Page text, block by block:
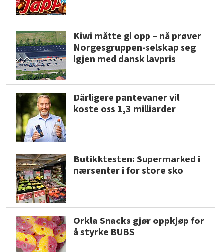
Kiwi måtte gi opp – nå prøver
Norgesgruppen-selskap seg
igjen med dansk lavpris
Dårligere pantevaner vil
koste oss 1,3 milliarder
Butikktesten: Supermarked i
nærsenter i for store sko
Orkla Snacks gjør oppkjøp for
å styrke BUBS